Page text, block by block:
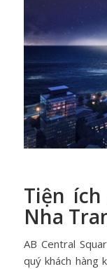
Tiện
Nha
AB Central
quý khách hàng